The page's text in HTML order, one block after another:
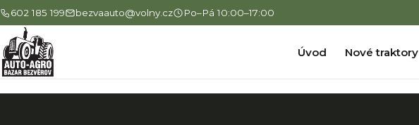
602 185 199 bezvaauto@volny.cz Po–Pá 10:00–17:00
Úvod Nové traktory